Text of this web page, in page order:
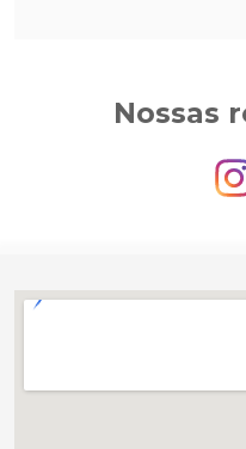
Nossas